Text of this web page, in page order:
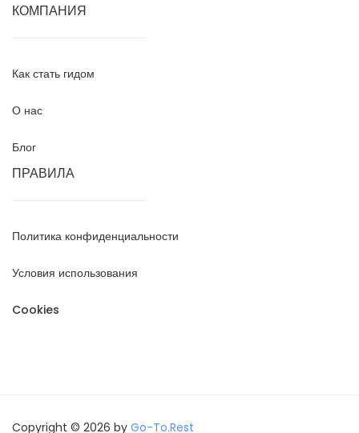
КОМПАНИЯ
Как стать гидом
О нас
Блог
ПРАВИЛА
Политика конфиденциальности
Условия использования
Cookies
Copyright © 2026 by Go-To.Rest